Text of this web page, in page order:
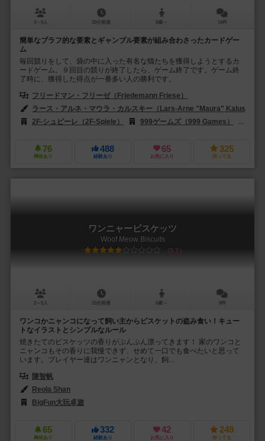
3～5人 20分前後 8歳～ 14件
簡単なブラフ的な要素とギャンブル要素が組み合わさったカードゲー
ム
毎回競りをして、袋の中に入った有名な猫たちを獲得しようとするカ
ードゲーム。９回目の競りが終了したら、ゲーム終了です。ゲーム終
了時に、獲得した得点が一番多い人の勝利です。
フリードマン・フリーゼ（Friedemann Friese）
ラース・アルネ・マウラ・カルスキー（Lars-Arne "Maura" Kalusky）
2F-シュピーレ（2F-Spiele）
999ゲームズ（999 Games）
76
興味あり
488
経験あり
65
お気に入り
325
持ってる
ワンニャービスケッツ
Woof Meow Biscuits
5.7
2～5人 15分前後 6歳～ 8件
ワンコかニャンコになって飼い主からビスケットの盗み食い！キュー
トなイラストとシンプルなルール
焼きたてのビスケッツの香りがぷんぷん漂ってきます！ 家のワンコと
ニャンコもその香りに我慢できず、せめて一口でも食べたいと思って
います。プレイヤー達はワンニャンとなり、飼...
陳智帆
Reola Shan
BigFun大玩卓遊
65
興味あり
332
経験あり
42
お気に入り
248
持ってる